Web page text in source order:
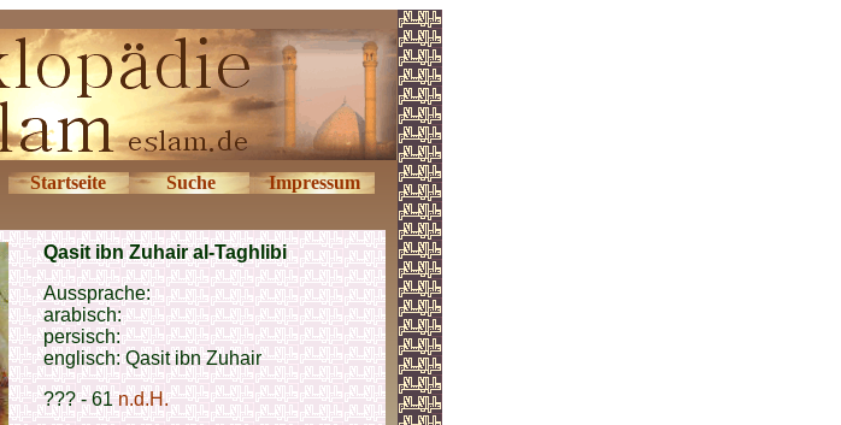
Startseite Suche Impressum
Qasit ibn Zuhair al-Taghlibi
Aussprache:
arabisch:
persisch:
englisch: Qasit ibn Zuhair
??? - 61n.d.H.